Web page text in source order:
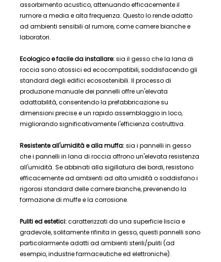
assorbimento acustico, attenuando efficacemente il
rumore a media e alta frequenza. Questo lo rende adatto
ad ambienti sensibili al rumore, come camere bianche e
laboratori.
Ecologico e facile da installare:sia il gesso che la lana di
roccia sono atossici ed ecocompatibili, soddisfacendo gli
standard degli edifici ecosostenibili. Il processo di
produzione manuale dei pannelli offre un'elevata
adattabilità, consentendo la prefabbricazione su
dimensioni precise e un rapido assemblaggio in loco,
migliorando significativamente l'efficienza costruttiva.
Resistente all'umidità e alla muffa:sia i pannelli in gesso
che i pannelli in lana di roccia offrono un'elevata resistenza
all'umidità. Se abbinati alla sigillatura dei bordi, resistono
efficacemente ad ambienti ad alta umidità o soddisfano i
rigorosi standard delle camere bianche, prevenendo la
formazione di muffe e la corrosione.
Puliti ed estetici:caratterizzati da una superficie liscia e
gradevole, solitamente rifinita in gesso, questi pannelli sono
particolarmente adatti ad ambienti sterili/puliti (ad
esempio, industrie farmaceutiche ed elettroniche).